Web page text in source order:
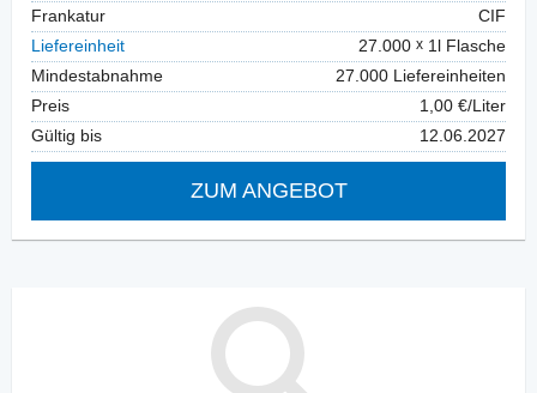
Frankatur
CIF
Liefereinheit
27.000
1l Flasche
Mindestabnahme
27.000 Liefereinheiten
Preis
1,00 €/Liter
Gültig bis
12.06.2027
ZUM ANGEBOT